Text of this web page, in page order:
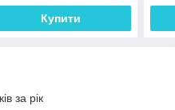
Купити
за рік